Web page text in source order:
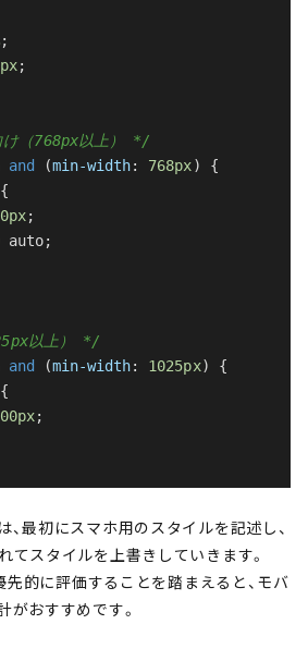
;
;
（768px以上） */
and (min-width: 768px) {
{
;
auto;
以上） */
and (min-width: 1025px) {
{
;
、最初にスマホ用のスタイルを記述し、
てスタイルを上書きしていきます。
的に評価することを踏まえると、モバ
がおすすめです。